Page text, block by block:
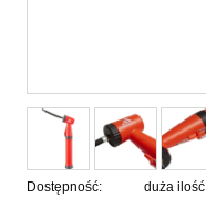
Dostępność:
duża ilość